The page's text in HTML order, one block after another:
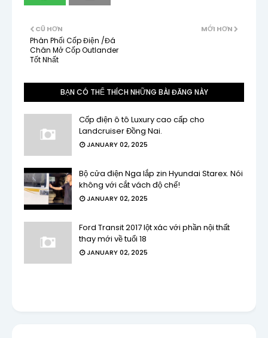
MỚI HƠN
CŨ HƠN
Phân Phối Cốp Điện /Đá
Chân Mở Cốp Outlander
Tốt Nhất
BẠN CÓ THỂ THÍCH NHỮNG BÀI ĐĂNG NÀY
Cốp điện ô tô Luxury cao cấp cho
Landcruiser Đồng Nai.
JANUARY 02, 2025
Bộ cửa điện Nga lắp zin Hyundai Starex. Nói
không với cắt vách độ chế!
JANUARY 02, 2025
Ford Transit 2017 lột xác với phần nội thất
thay mới về tuổi 18
JANUARY 02, 2025